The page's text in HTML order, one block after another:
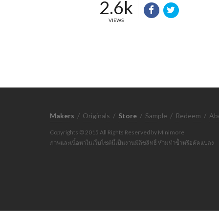
2.6k
VIEWS
Makers / Originals / Store / Sample / Redeem /
Copyrights © 2015 All Rights Reserved by Minimore
ภาพและเนื้อหาในเว็บไซต์นี้เป็นงานมีลิขสิทธิ์ ห้ามทำซ้ำหรือดัดแปลง